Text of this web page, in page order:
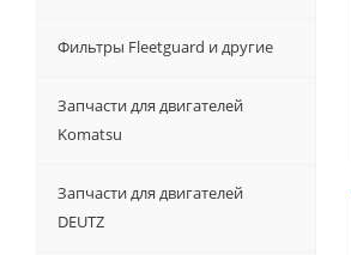
Фильтры Fleetguard и другие
Запчасти для двигателей
Komatsu
Запчасти для двигателей
DEUTZ